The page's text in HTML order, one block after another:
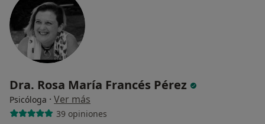
Dra. Rosa María Francés Pérez
Psicóloga · Ver más
39 opiniones